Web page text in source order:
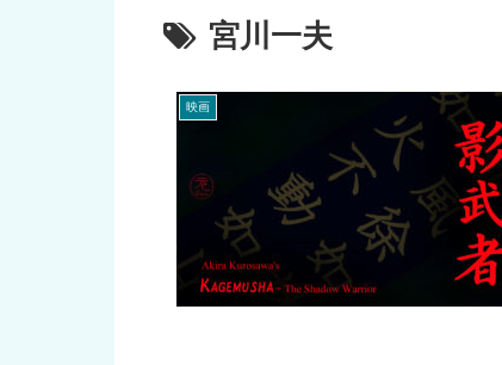
宮川一夫
映画